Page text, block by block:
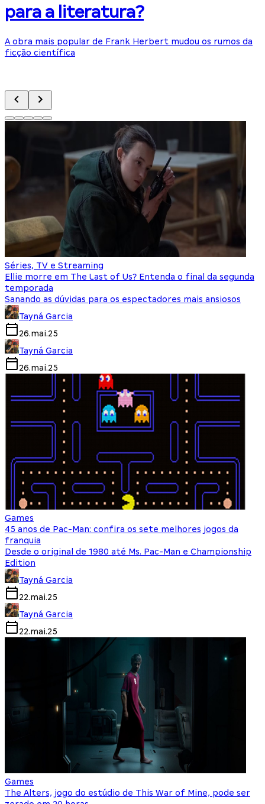
para a literatura?
A obra mais popular de Frank Herbert mudou os rumos da
ficção científica
Séries, TV e Streaming
Ellie morre em The Last of Us? Entenda o final da segunda
temporada
Sanando as dúvidas para os espectadores mais ansiosos
Tayná Garcia
26.mai.25
Tayná Garcia
26.mai.25
Games
45 anos de Pac-Man: confira os sete melhores jogos da
franquia
Desde o original de 1980 até Ms. Pac-Man e Championship
Edition
Tayná Garcia
22.mai.25
Tayná Garcia
22.mai.25
Games
The Alters, jogo do estúdio de This War of Mine, pode ser